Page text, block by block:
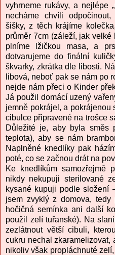
vyhrneme rukávy, a nejlépe
necháme chvíli
šišky, z těch krájíme
průměr 7cm (záleží, jak
plníme lžičkou masa, a
dotvarujeme do finální
škvarky, zkrátka dle libosti.
libová, neboť pak se nám po
nejde nám přeci o Kinder
Já použil domácí uzený
jemně pokrájel, a pokrájenou
cibulce připravené na trošce
Důležité je, aby byla směs
teplota), aby se nám
Naplněné knedlíky pak
poté, co se začnou drát na
Ke knedlíkům samozřejmě
nikdy nekupuji sterilované
kysané kupuji podle složení
jsem zvyklý z domova,
hočičná semínka ani další
použil zelí tuřanské). Na
zezlátnout větší cibuli,
cukru nechal zkaramelizovat,
nikoliv však propláchnuté